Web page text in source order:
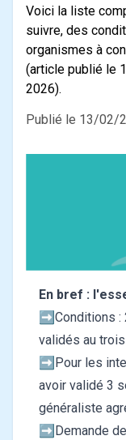
Voici la liste
suivre, des
organismes à
(article publié le
2026).
Publié le 13/02/
En bref :
➡️Conditions :
validés au
➡️Pour les
avoir validé 3
généraliste
➡️Demande